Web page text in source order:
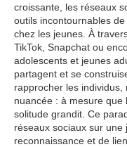
croissante, les réseaux
outils incontournables
chez les jeunes. À
TikTok, Snapchat ou
adolescents et jeunes
partagent et se
rapprocher les
nuancée : à mesure que
solitude grandit. Ce
réseaux sociaux sur
reconnaissance et de